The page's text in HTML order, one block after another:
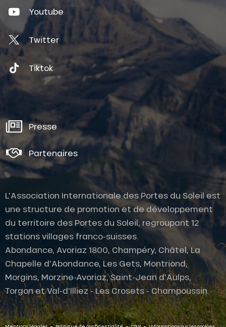
Description
Prestations
Tarifs
Ouvertures
Sur place
Contacter par
email
Youtube
Twitter
Tiktok
Presse
Partenaires
L'Association Internationale des Portes du Soleil est
une structure de promotion et de développement
du territoire des Portes du Soleil, regroupant 12
stations villages franco-suisses.
Abondance, Avoriaz 1800, Champéry, Châtel, La
Chapelle d'Abondance, Les Gets, Montriond,
Morgins, Morzine-Avoriaz, Saint-Jean d'Aulps,
Torgon et Val-d'Illiez - Les Crosets - Champoussin.
Mentions légales Politique de confidentialité CGV Informations sur les cookies